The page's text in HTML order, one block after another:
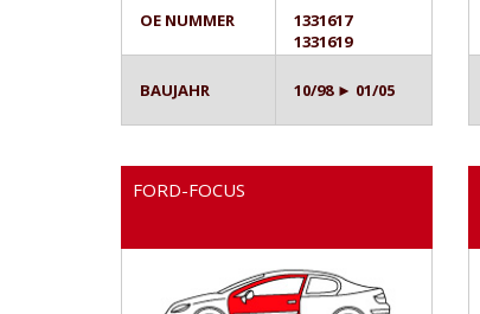
OE NUMMER
1331617
1331619
BAUJAHR 10/98 ► 01/05
FORD-FOCUS